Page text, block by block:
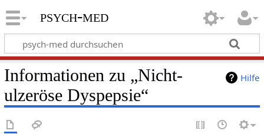
psych-med
Hilfe
Informationen zu „Nicht-
ulzeröse Dyspepsie“